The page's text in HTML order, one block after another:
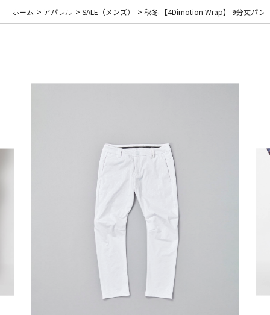
＜夏季休暇中のご注文・発送・お問い合わせ＞
ホーム > アパレル > SALE（メンズ） > 秋冬 【4Dimotion Wrap】 9分丈パン